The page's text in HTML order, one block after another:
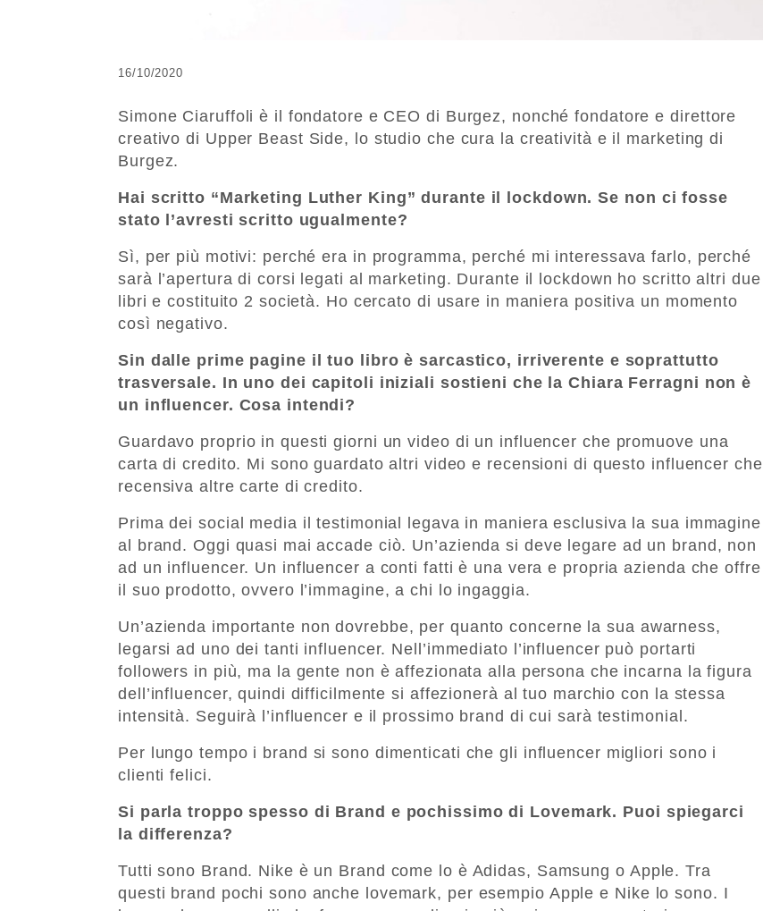
16/10/2020
Simone Ciaruffoli è il fondatore e CEO di Burgez, nonché fondatore e direttore
creativo di Upper Beast Side, lo studio che cura la creatività e il marketing di
Burgez.
Hai scritto “Marketing Luther King” durante il lockdown. Se non ci fosse
stato l’avresti scritto ugualmente?
Sì, per più motivi: perché era in programma, perché mi interessava farlo, perché
sarà l’apertura di corsi legati al marketing. Durante il lockdown ho scritto altri due
libri e costituito 2 società. Ho cercato di usare in maniera positiva un momento
così negativo.
Sin dalle prime pagine il tuo libro è sarcastico, irriverente e soprattutto
trasversale. In uno dei capitoli iniziali sostieni che la Chiara Ferragni non è
un influencer. Cosa intendi?
Guardavo proprio in questi giorni un video di un influencer che promuove una
carta di credito. Mi sono guardato altri video e recensioni di questo influencer che
recensiva altre carte di credito.
Prima dei social media il testimonial legava in maniera esclusiva la sua immagine
al brand. Oggi quasi mai accade ciò. Un’azienda si deve legare ad un brand, non
ad un influencer. Un influencer a conti fatti è una vera e propria azienda che offre
il suo prodotto, ovvero l’immagine, a chi lo ingaggia.
Un’azienda importante non dovrebbe, per quanto concerne la sua awarness,
legarsi ad uno dei tanti influencer. Nell’immediato l’influencer può portarti
followers in più, ma la gente non è affezionata alla persona che incarna la figura
dell’influencer, quindi difficilmente si affezionerà al tuo marchio con la stessa
intensità. Seguirà l’influencer e il prossimo brand di cui sarà testimonial.
Per lungo tempo i brand si sono dimenticati che gli influencer migliori sono i
clienti felici.
Si parla troppo spesso di Brand e pochissimo di Lovemark. Puoi spiegarci
la differenza?
Tutti sono Brand. Nike è un Brand come lo è Adidas, Samsung o Apple. Tra
questi brand pochi sono anche lovemark, per esempio Apple e Nike lo sono. I